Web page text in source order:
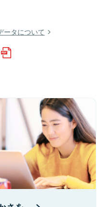
ータについて